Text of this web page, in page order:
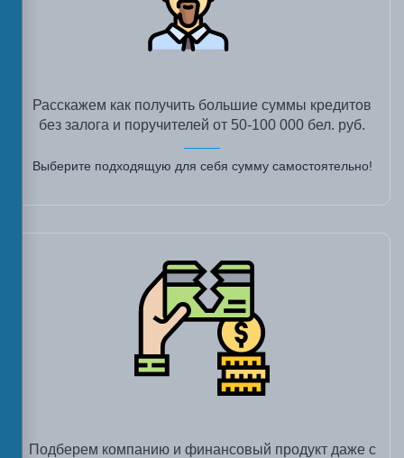
Расскажем как получить большие суммы кредитов
без залога и поручителей от 50-100 000 бел. руб.
Выберите подходящую для себя сумму самостоятельно!
Подберем компанию и финансовый продукт даже с